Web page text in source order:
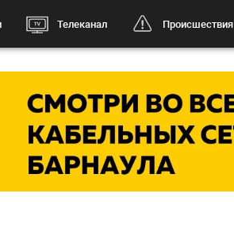
Телеканал Происшествия